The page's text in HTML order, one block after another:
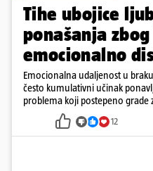
Tihe ubojice
ponašanja
emocionalno
Emocionalna udaljenost u
često kumulativni učinak
problema koji postepeno grade
12